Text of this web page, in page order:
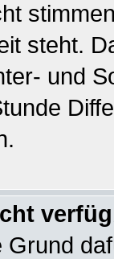
steht.
und